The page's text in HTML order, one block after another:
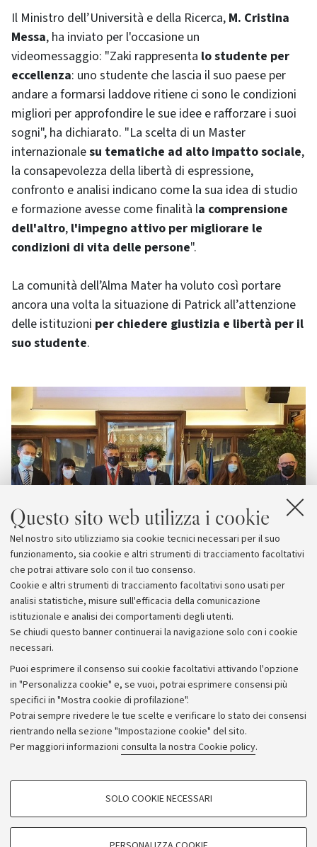
Questo sito web utilizza i cookie
Nel nostro sito utilizziamo sia cookie tecnici necessari per il suo
funzionamento, sia cookie e altri strumenti di tracciamento facoltativi
che potrai attivare solo con il tuo consenso.
Cookie e altri strumenti di tracciamento facoltativi sono usati per
analisi statistiche, misure sull'efficacia della comunicazione
istituzionale e analisi dei comportamenti degli utenti.
Se chiudi questo banner continuerai la navigazione solo con i cookie
necessari.
Puoi esprimere il consenso sui cookie facoltativi attivando l'opzione
in "Personalizza cookie" e, se vuoi, potrai esprimere consensi più
specifici in "Mostra cookie di profilazione".
Potrai sempre rivedere le tue scelte e verificare lo stato dei consensi
rientrando nella sezione "Impostazione cookie" del sito.
Per maggiori informazioni consulta la nostra Cookie policy.
COOKIE DI PROFILAZIONE - FACOLTATIVI
SOLO COOKIE NECESSARI
Il Ministro dell’Università e della Ricerca, M. Cristina
Messa, ha inviato per l'occasione un
videomessaggio: "Zaki rappresenta lo studente per
eccellenza: uno studente che lascia il suo paese per
andare a formarsi laddove ritiene ci sono le condizioni
migliori per approfondire le sue idee e rafforzare i suoi
sogni", ha dichiarato. "La scelta di un Master
internazionalesu tematiche ad alto impatto sociale,
la consapevolezza della libertà di espressione,
confronto e analisi indicano come la sua idea di studio
e formazione avesse come finalità la comprensione
dell'altro, l'impegno attivo per migliorare le
condizioni di vita delle persone".
La comunità dell’Alma Mater ha voluto così portare
ancora una volta la situazione di Patrick all’attenzione
delle istituzioni per chiedere giustizia e libertà per il
suo studente.
Archivio
Comunicati stampa
Redazione
Rassegna stampa